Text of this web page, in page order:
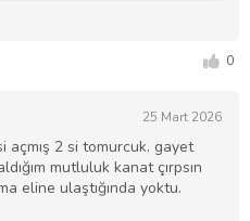
0
25 Mart 2026
açmış 2 si tomurcuk. gayet
mutluluk kanat çırpsın
eline ulaştığında yoktu.